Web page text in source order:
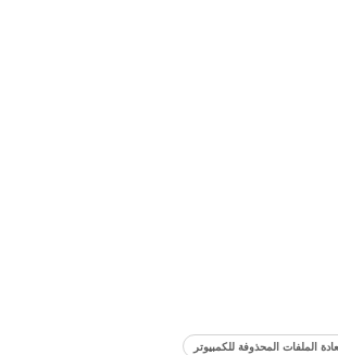
الملفات المحذوفة للكمبيوتر